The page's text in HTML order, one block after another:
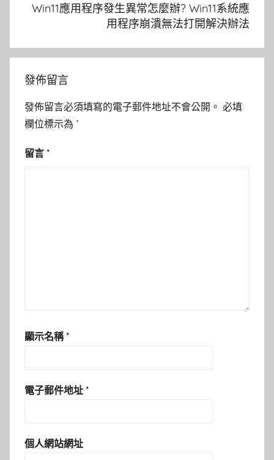
Win11應用程序發生異常怎麼辦? Win11系統應
用程序崩潰無法打開解決辦法
發佈留言
發佈留言必須填寫的電子郵件地址不會公開。 必填
欄位標示為 *
留言 *
顯示名稱 *
電子郵件地址 *
個人網站網址